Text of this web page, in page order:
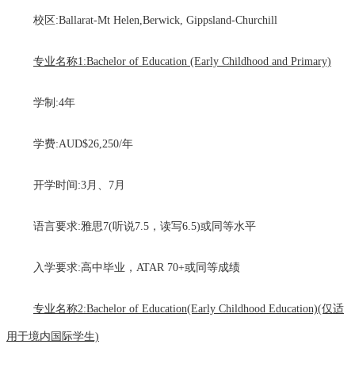
校区:Ballarat-Mt Helen,Berwick, Gippsland-Churchill
专业名称1:Bachelor of Education (Early Childhood and Primary)
学制:4年
学费:AUD$26,250/年
开学时间:3月、7月
语言要求:雅思7(听说7.5，读写6.5)或同等水平
入学要求:高中毕业，ATAR 70+或同等成绩
专业名称2:Bachelor of Education(Early Childhood Education)(仅适
用于境内国际学生)